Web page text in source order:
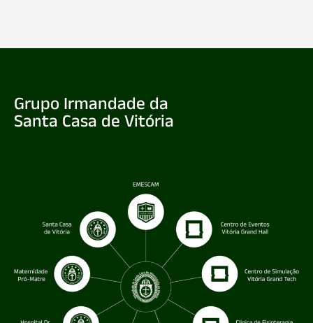
Grupo Irmandade da
Santa Casa de Vitória